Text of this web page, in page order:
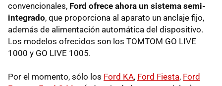
convencionales, Ford ofrece ahora un sistema semi-
integrado, que proporciona al aparato un anclaje fijo,
además de alimentación automática del dispositivo.
Los modelos ofrecidos son los TOMTOM GO LIVE
1000 y GO LIVE 1005.
Por el momento, sólo los Ford KA, Ford Fiesta, Ford